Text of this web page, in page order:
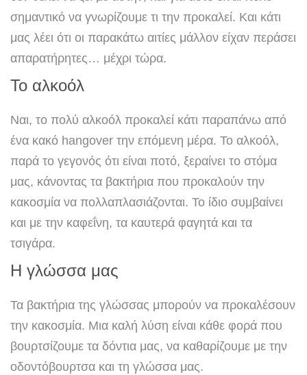
σημαντικό να γνωρίζουμε τι την προκαλεί. Και κάτι
μας λέει ότι οι παρακάτω αιτίες μάλλον είχαν περάσει
απαρατήρητες… μέχρι τώρα.
Το αλκοόλ
Ναι, το πολύ αλκοόλ προκαλεί κάτι παραπάνω από
ένα κακό hangover την επόμενη μέρα. Το αλκοόλ,
παρά το γεγονός ότι είναι ποτό, ξεραίνει το στόμα
μας, κάνοντας τα βακτήρια που προκαλούν την
κακοσμία να πολλαπλασιάζονται. Το ίδιο συμβαίνει
και με την καφεΐνη, τα καυτερά φαγητά και τα
τσιγάρα.
Η γλώσσα μας
Τα βακτήρια της γλώσσας μπορούν να προκαλέσουν
την κακοσμία. Μια καλή λύση είναι κάθε φορά που
βουρτσίζουμε τα δόντια μας, να καθαρίζουμε με την
οδοντόβουρτσα και τη γλώσσα μας.